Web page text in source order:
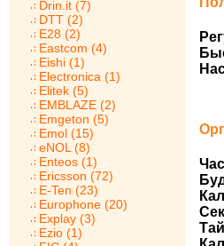
Drin.it (7)
DTT (2)
E28 (2)
Eastcom (4)
Eishi (1)
Electronica (1)
Elitek (5)
EMBLAZE (2)
Emgeton (5)
Emol (15)
eNOL (8)
Enteos (1)
Ericsson (72)
E-Ten (23)
Europhone (20)
Explay (3)
Ezio (1)